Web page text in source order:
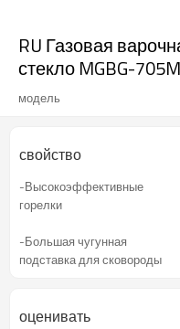
RU Газовая
стекло MGBG-
модель
свойство
-Высокоэффективные
горелки
-Большая чугунная
подставка для сковороды
-Закаленное стекло
оценивать